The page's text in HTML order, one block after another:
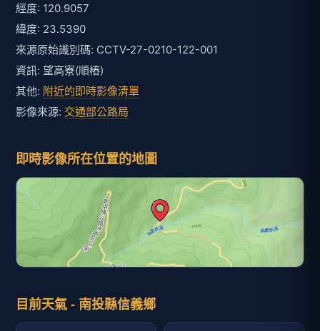
經度: 120.9057
緯度: 23.5390
來源原始識別碼: CCTV-27-0210-122-001
資訊: 望高寮(順樁)
其他: 附近的即時影像清單
影像來源: 交通部公路局
即時影像所在位置的地圖
目前天氣 - 南投縣信義鄉